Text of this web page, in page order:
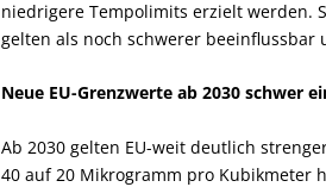
niedrigere Tempolimits erzielt werden.
gelten als noch schwerer
Neue EU-Grenzwerte ab 2030 schwer
Ab 2030 gelten EU-weit deutlich
40 auf 20 Mikrogramm pro Kubikmeter